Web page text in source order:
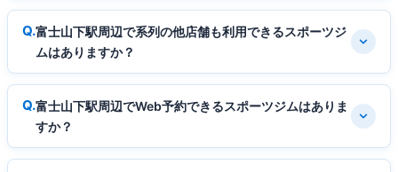
富士山下駅周辺で系列の他店舗も利用できるスポーツジ
ムはありますか？
富士山下駅周辺でWeb予約できるスポーツジムはありま
すか？